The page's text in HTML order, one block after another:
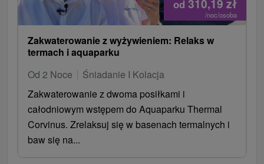
od 310,19 zł
/noc/osoba
Zakwaterowanie z wyżywieniem: Relaks w
termach i aquaparku
Od 2 Noce
Śniadanie I Kolacja
Zakwaterowanie z dwoma posiłkami i
całodniowym wstępem do Aquaparku Thermal
Corvinus. Zrelaksuj się w basenach termalnych i
baw się na...